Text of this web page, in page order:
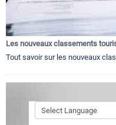
Les nouveaux classements
Tout savoir sur les nouveaux